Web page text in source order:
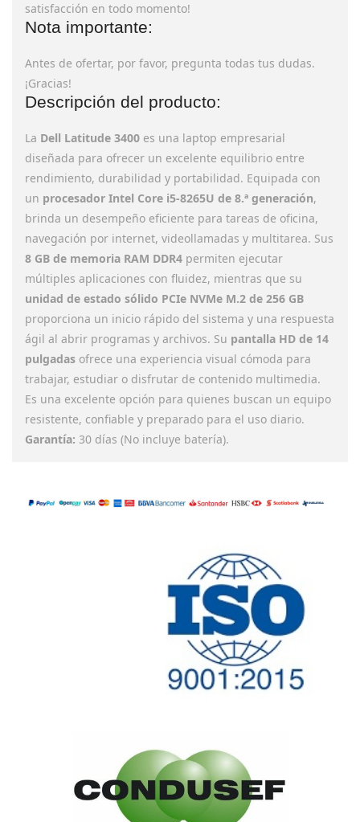
satisfacción en todo momento!
Nota importante:
Antes de ofertar, por favor, pregunta todas tus dudas.
¡Gracias!
Descripción del producto:
La Dell Latitude 3400 es una laptop empresarial
diseñada para ofrecer un excelente equilibrio entre
rendimiento, durabilidad y portabilidad. Equipada con
un procesador Intel Core i5-8265U de 8.ª generación,
brinda un desempeño eficiente para tareas de oficina,
navegación por internet, videollamadas y multitarea. Sus
8 GB de memoria RAM DDR4 permiten ejecutar
múltiples aplicaciones con fluidez, mientras que su
unidad de estado sólido PCIe NVMe M.2 de 256 GB
proporciona un inicio rápido del sistema y una respuesta
ágil al abrir programas y archivos. Su pantalla HD de 14
pulgadas ofrece una experiencia visual cómoda para
trabajar, estudiar o disfrutar de contenido multimedia.
Es una excelente opción para quienes buscan un equipo
resistente, confiable y preparado para el uso diario.
Garantía: 30 días (No incluye batería).